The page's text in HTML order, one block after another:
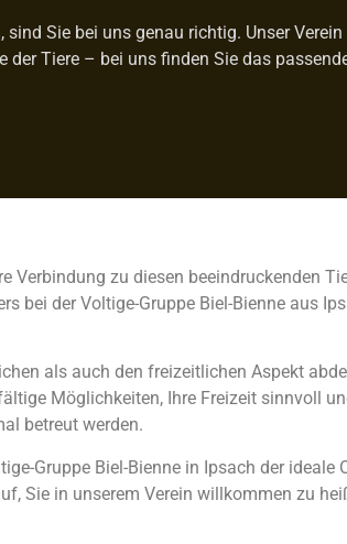
Sie bei uns genau richtig. Unser
der Tiere – bei uns finden Sie das
Verbindung zu diesen beeindruckenden
bei der Voltige-Gruppe Biel-Bienne aus
als auch den freizeitlichen Aspekt
Möglichkeiten, Ihre Freizeit sinnvoll
betreut werden.
Gruppe Biel-Bienne in Ipsach der ideale
Sie in unserem Verein willkommen zu